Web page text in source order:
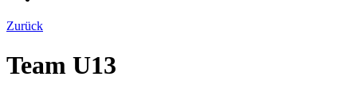
Zurück
Team U13